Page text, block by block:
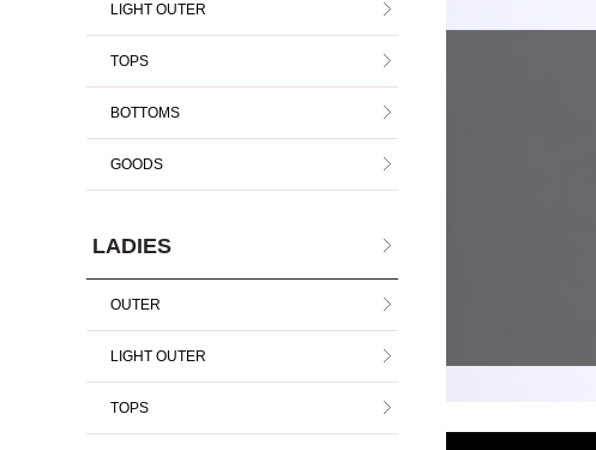
LIGHT OUTER
TOPS
BOTTOMS
GOODS
LADIES
OUTER
LIGHT OUTER
TOPS